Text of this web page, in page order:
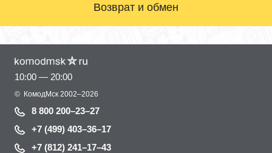
Возврат и обмен
10:00 — 20:00
© КомодМск 2002–2026
8 800 200–23–27
+7 (499) 403–36–17
+7 (812) 241–17–43